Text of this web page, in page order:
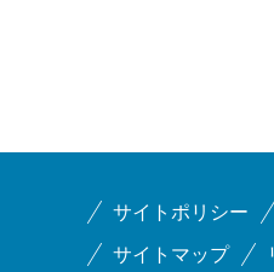
サイトポリシー
サイトマップ